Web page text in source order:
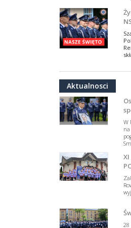
z
Aktualnosci
..
W
na
XI
28